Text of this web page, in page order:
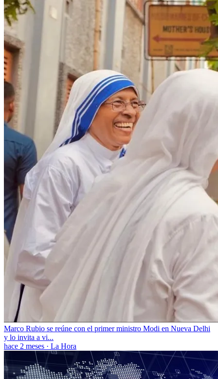
Marco Rubio se reúne con el primer ministro Modi en Nueva Delhi
y lo invita a vi...
hace 2 meses · La Hora